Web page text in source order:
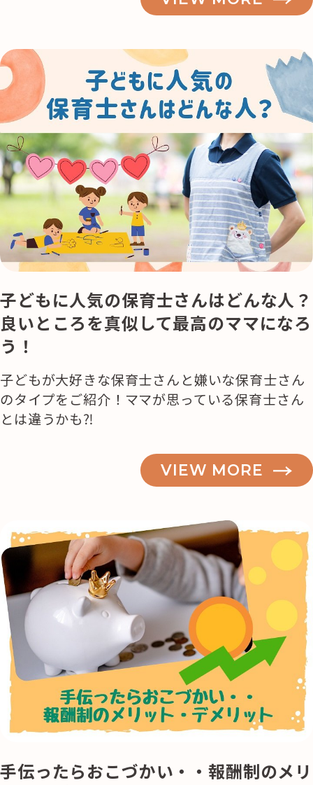
子どもに人気の保育士さんはどんな人？
良いところを真似して最高のママになろ
う！
子どもが大好きな保育士さんと嫌いな保育士さん
のタイプをご紹介！ママが思っている保育士さん
とは違うかも⁈
VIEW MORE
手伝ったらおこづかい・・報酬制のメリ